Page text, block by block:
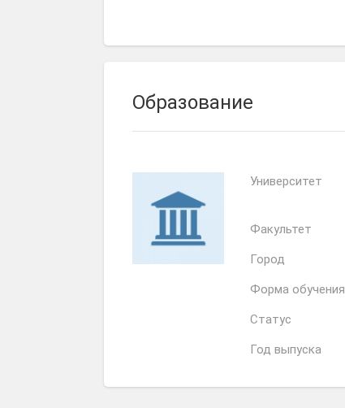
Образование
Университет
Факультет
Город
Форма обучения
Статус
Год выпуска